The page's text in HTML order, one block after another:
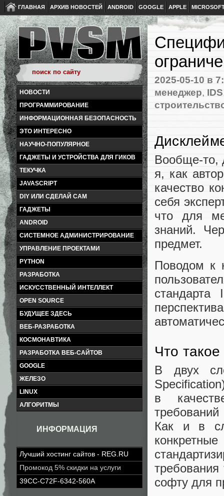
ГЛАВНАЯ АРХИВ НОВОСТЕЙ ANDROID GOOGLE APPLE
НОВОСТИ
ПРОГРАММИРОВАНИЕ
ИНФОРМАЦИОННАЯ БЕЗОПАСНОСТЬ
ЭТО ИНТЕРЕСНО
НАУЧНО-ПОПУЛЯРНОЕ
ГАДЖЕТЫ И УСТРОЙСТВА ДЛЯ ГИКОВ
ТЕКУЧКА
JAVASCRIPT
DIY ИЛИ СДЕЛАЙ САМ
ГАДЖЕТЫ
ANDROID
СИСТЕМНОЕ АДМИНИСТРИРОВАНИЕ
УПРАВЛЕНИЕ ПРОЕКТАМИ
PYTHON
РАЗРАБОТКА
ИСКУССТВЕННЫЙ ИНТЕЛЛЕКТ
OPEN SOURCE
БУДУЩЕЕ ЗДЕСЬ
ВЕБ-РАЗРАБОТКА
КОСМОНАВТИКА
РАЗРАБОТКА ВЕБ-САЙТОВ
GOOGLE
ЖЕЛЕЗО
LINUX
АЛГОРИТМЫ
ИНФОРМАЦИЯ
Лучший хостинг сайтов - REG.RU
Промокод 5% скидки на услуги
39CC-C72F-6342-560A
2025-05-10 в
менеджер, IDS
Вообще-то,
я, как
качество
себя
что для
знаний.
предмет.
Поводом к
Что
В двух
в
Как и в
софту для